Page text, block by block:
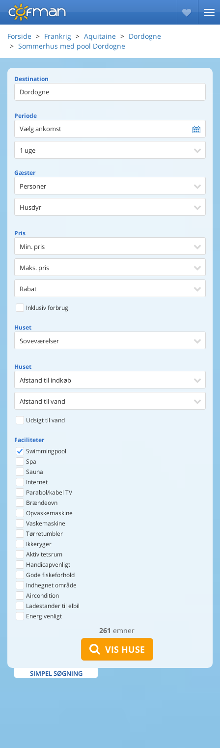
Forside Frankrig Aquitaine
Dordogne
Sommerhus med pool Dordogne
Destination
Periode
Vælg ankomst
1 uge
Gæster
Personer
Husdyr
Pris
Min. pris
Maks. pris
Rabat
Inklusiv forbrug
Huset
Soveværelser
261 emner
VIS HUSE
Huset
Afstand til indkøb
Afstand til vand
Udsigt til vand
Faciliteter
Swimmingpool
Spa
Sauna
Internet
Parabol/kabel TV
Brændeovn
Opvaskemaskine
Vaskemaskine
Tørretumbler
Ikkeryger
Aktivitetsrum
Handicapvenligt
Gode fiskeforhold
Indhegnet område
Aircondition
Ladestander til elbil
Energivenligt
SIMPEL SØGNING